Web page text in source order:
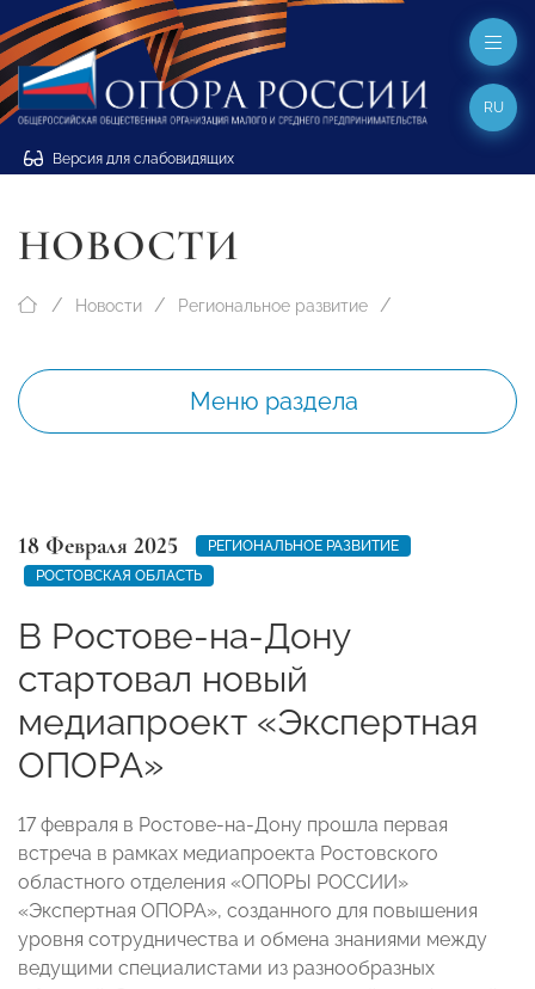
Версия для слабовидящих
RU
НОВОСТИ
Новости Региональное развитие
Меню раздела
18 Февраля 2025
РЕГИОНАЛЬНОЕ РАЗВИТИЕ
РОСТОВСКАЯ ОБЛАСТЬ
В Ростове-на-Дону
стартовал новый
медиапроект «Экспертная
ОПОРА»
17 февраля в Ростове-на-Дону прошла первая
встреча в рамках медиапроекта Ростовского
областного отделения «ОПОРЫ РОССИИ»
«Экспертная ОПОРА», созданного для повышения
уровня сотрудничества и обмена знаниями между
ведущими специалистами из разнообразных